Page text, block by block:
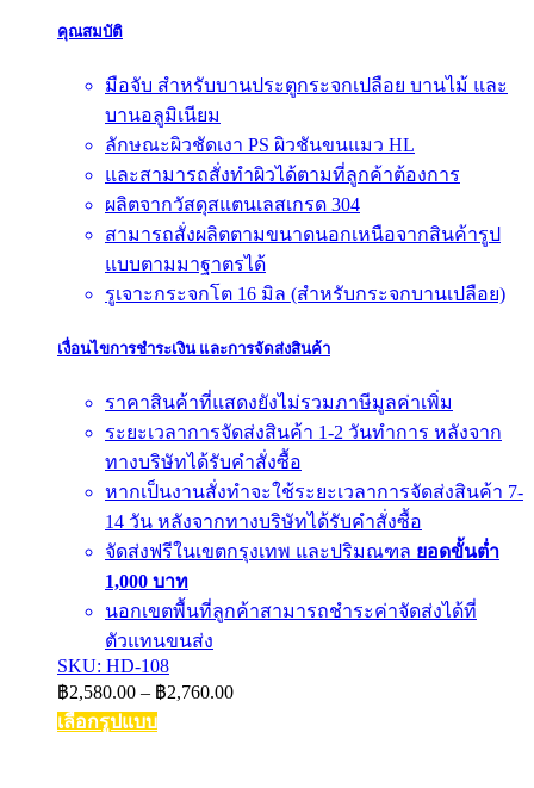
คุณสมบัติ
มือจับ สำหรับบานประตูกระจกเปลือย บานไม้ และ
บานอลูมิเนียม
ลักษณะผิวชัดเงา PS ผิวชันขนแมว HL
และสามารถสั่งทำผิวได้ตามที่ลูกค้าต้องการ
ผลิตจากวัสดุสแตนเลสเกรด 304
สามารถสั่งผลิตตามขนาดนอกเหนือจากสินค้ารูป
แบบตามมาฐาตรได้
รูเจาะกระจกโต 16 มิล (สำหรับกระจกบานเปลือย)
เงื่อนไขการชำระเงิน และการจัดส่งสินค้า
ราคาสินค้าที่แสดงยังไม่รวมภาษีมูลค่าเพิ่ม
ระยะเวลาการจัดส่งสินค้า 1-2 วันทำการ หลังจาก
ทางบริษัทได้รับคำสั่งซื้อ
หากเป็นงานสั่งทำจะใช้ระยะเวลาการจัดส่งสินค้า 7-
14 วัน หลังจากทางบริษัทได้รับคำสั่งซื้อ
จัดส่งฟรีในเขตกรุงเทพ และปริมณฑล ยอดขั้นต่ำ
1,000 บาท
นอกเขตพื้นที่ลูกค้าสามารถชำระค่าจัดส่งได้ที่
ตัวแทนขนส่ง
SKU: HD-108
฿2,580.00 – ฿2,760.00Price
เลือกรูปแบบ